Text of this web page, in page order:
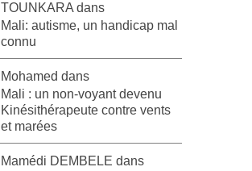
TOUNKARA dans
Mali: autisme, un handicap mal
connu
Mohamed dans
Mali : un non-voyant devenu
Kinésithérapeute contre vents
et marées
Mamédi DEMBELE dans